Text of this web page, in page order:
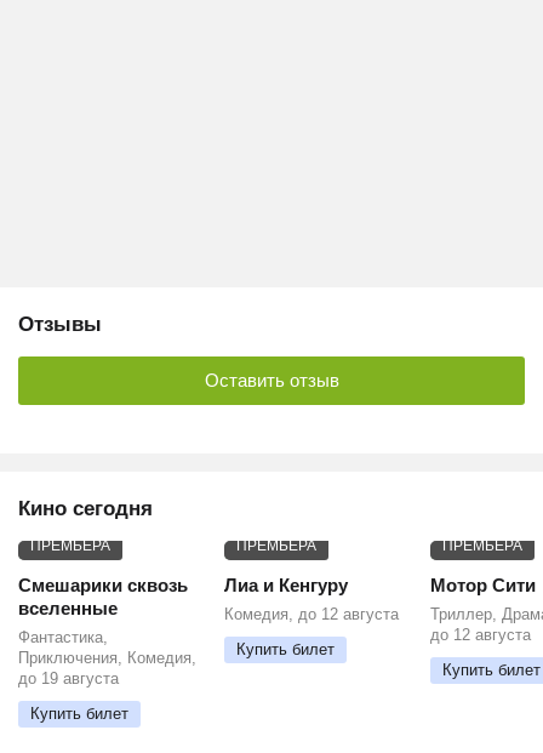
Отзывы
Оставить отзыв
Кино сегодня
ПРЕМЬЕРА
Смешарики сквозь
вселенные
Фантастика,
Приключения, Комедия,
до 19 августа
Купить билет
ПРЕМЬЕРА
Лиа и Кенгуру
Комедия, до 12 августа
Купить билет
ПРЕМЬЕРА
Мотор Сити
Триллер,
до 12 августа
Купить билет